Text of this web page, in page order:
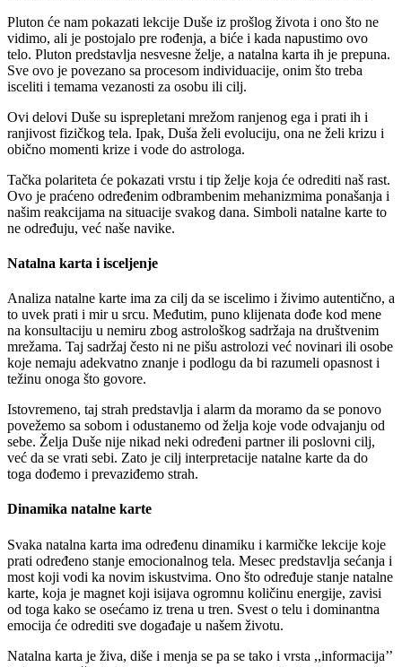
Pluton će nam pokazati lekcije Duše iz prošlog života i ono što ne
vidimo, ali je postojalo pre rođenja, a biće i kada napustimo ovo
telo. Pluton predstavlja nesvesne želje, a natalna karta ih je prepuna.
Sve ovo je povezano sa procesom individuacije, onim što treba
isceliti i temama vezanosti za osobu ili cilj.
Ovi delovi Duše su isprepletani mrežom ranjenog ega i prati ih i
ranjivost fizičkog tela. Ipak, Duša želi evoluciju, ona ne želi krizu i
obično momenti krize i vode do astrologa.
Tačka polariteta će pokazati vrstu i tip želje koja će odrediti naš rast.
Ovo je praćeno određenim odbrambenim mehanizmima ponašanja i
našim reakcijama na situacije svakog dana. Simboli natalne karte to
ne određuju, već naše navike.
Natalna karta i isceljenje
Analiza natalne karte ima za cilj da se iscelimo i živimo autentično, a
to uvek prati i mir u srcu. Međutim, puno klijenata dođe kod mene
na konsultaciju u nemiru zbog astrološkog sadržaja na društvenim
mrežama. Taj sadržaj često ni ne pišu astrolozi već novinari ili osobe
koje nemaju adekvatno znanje i podlogu da bi razumeli opasnost i
težinu onoga što govore.
Istovremeno, taj strah predstavlja i alarm da moramo da se ponovo
povežemo sa sobom i odustanemo od želja koje vode odvajanju od
sebe. Želja Duše nije nikad neki određeni partner ili poslovni cilj,
već da se vrati sebi. Zato je cilj interpretacije natalne karte da do
toga dođemo i prevaziđemo strah.
Dinamika natalne karte
Svaka natalna karta ima određenu dinamiku i karmičke lekcije koje
prati određeno stanje emocionalnog tela. Mesec predstavlja sećanja i
most koji vodi ka novim iskustvima. Ono što određuje stanje natalne
karte, koja je magnet koji isijava ogromnu količinu energije, zavisi
od toga kako se osećamo iz trena u tren. Svest o telu i dominantna
emocija će odrediti sve događaje u našem životu.
Natalna karta je živa, diše i menja se pa se tako i vrsta ,,informacija’’